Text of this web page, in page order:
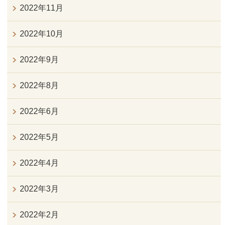
2022年11月
2022年10月
2022年9月
2022年8月
2022年6月
2022年5月
2022年4月
2022年3月
2022年2月